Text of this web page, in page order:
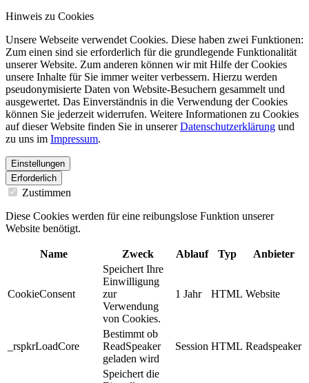
Hinweis zu Cookies
Unsere Webseite verwendet Cookies. Diese haben zwei Funktionen:
Zum einen sind sie erforderlich für die grundlegende Funktionalität
unserer Website. Zum anderen können wir mit Hilfe der Cookies
unsere Inhalte für Sie immer weiter verbessern. Hierzu werden
pseudonymisierte Daten von Website-Besuchern gesammelt und
ausgewertet. Das Einverständnis in die Verwendung der Cookies
können Sie jederzeit widerrufen. Weitere Informationen zu Cookies
auf dieser Website finden Sie in unsererDatenschutzerklärung und
zu uns im Impressum.
Einstellungen
Erforderlich
Zustimmen
Diese Cookies werden für eine reibungslose Funktion unserer
Website benötigt.
Name Zweck Ablauf Typ Anbieter
CookieConsent
Speichert Ihre
Einwilligung
zur
Verwendung
von Cookies.
1 Jahr HTML Website
_rspkrLoadCore
Bestimmt ob
ReadSpeaker
geladen wird
Session HTML Readspeaker
Speichert die